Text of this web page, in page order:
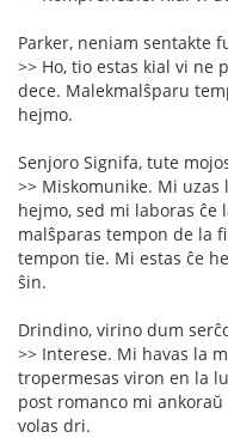
Parker, neniam sentakte
>> Ho, tio estas kial vi ne
dece. Malekmalŝparu
hejmo.
Senjoro Signifa, tute
>> Miskomunike. Mi
hejmo, sed mi laboras ĉe
malŝparas tempon de la
tempon tie. Mi estas ĉe
ŝin.
Drindino, virino dum
>> Interese. Mi havas la
tropermesas viron en la
post romanco mi
volas dri.